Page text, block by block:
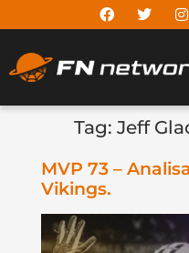
Tag: Jeff
MVP 73 –
Vikings.